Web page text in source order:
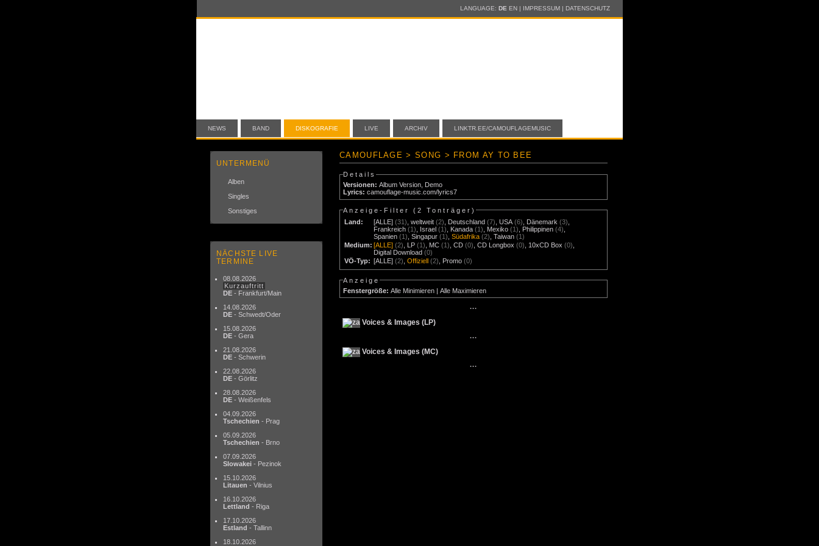
LANGUAGE: DE EN| IMPRESSUM| DATENSCHUTZ
NEWS BAND DISKOGRAFIE LIVE ARCHIV LINKTR.EE/CAMOUFLAGEMUSIC
UNTERMENÜ
Alben
Singles
Sonstiges
NÄCHSTE LIVE
TERMINE
08.08.2026
Kurzauftritt
DE - Frankfurt/Main
14.08.2026
DE - Schwedt/Oder
15.08.2026
DE - Gera
21.08.2026
DE - Schwerin
22.08.2026
DE - Görlitz
28.08.2026
DE - Weißenfels
04.09.2026
Tschechien - Prag
05.09.2026
Tschechien - Brno
07.09.2026
Slowakei - Pezinok
15.10.2026
Litauen - Vilnius
16.10.2026
Lettland - Riga
17.10.2026
Estland - Tallinn
18.10.2026
CAMOUFLAGE > SONG > FROM AY TO BEE
Details
Versionen: Album Version, Demo
Lyrics: camouflage-music.com/lyrics7
Anzeige-Filter (2 Tonträger)
Land:
[ALLE] (31) ,weltweit (2) Deutschland (7) ,USA (6) Dänemark (3)
Frankreich (1) Israel (1) Kanada (1) Mexiko (1) Philippinen (4)
Spanien (1) ,Singapur (1) ,Südafrika (2) ,Taiwan (1)
Medium: [ALLE] (2) LP (1) MC (1) ,CD (0) ,CD Longbox (0) 10xCD Box (0)
Digital Download (0)
VÖ-Typ: [ALLE] (2) ,Offiziell (2) Promo (0)
Anzeige
Fenstergröße: Alle Minimieren |Alle Maximieren
···
Voices & Images (LP)
···
Voices & Images (MC)
···